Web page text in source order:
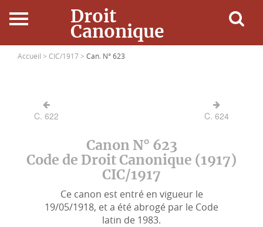
Droit
Canonique
Accueil
Ressources
Accueil > CIC/1917 > Can. N° 623
C. 622 C. 624
Canon N° 623
Code de Droit Canonique (1917)
CIC/1917
Ce canon est entré en vigueur le
19/05/1918, et a été abrogé par le Code
latin de 1983.